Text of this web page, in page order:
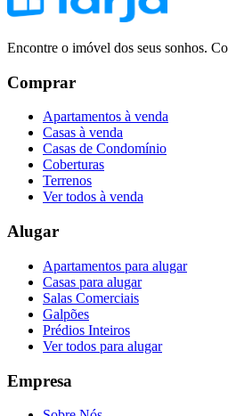
Encontre o imóvel dos seus sonhos.
Comprar
Apartamentos à venda
Casas à venda
Casas de Condomínio
Coberturas
Terrenos
Ver todos à venda
Alugar
Apartamentos para alugar
Casas para alugar
Salas Comerciais
Galpões
Prédios Inteiros
Ver todos para alugar
Empresa